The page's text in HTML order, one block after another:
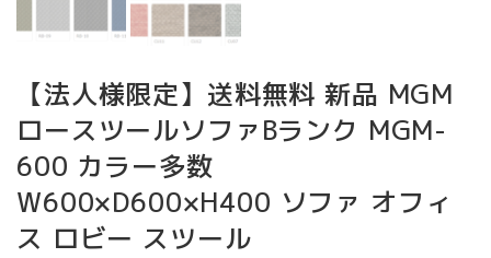
【法人様限定】送料無料 新品 MGM
ロースツールソファBランク MGM-
600 カラー多数
W600×D600×H400 ソファ オフィ
ス ロビー スツール